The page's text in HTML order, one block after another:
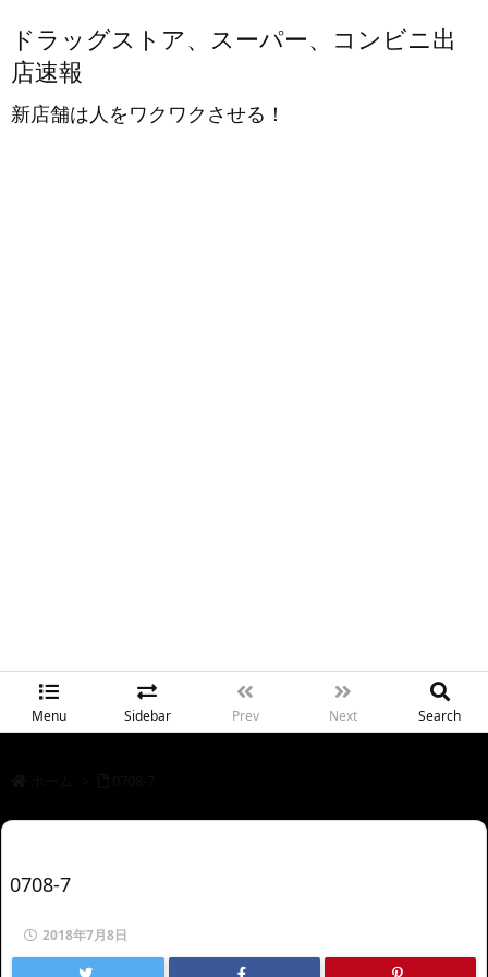
ドラッグストア、スーパー、コンビニ出
店速報
新店舗は人をワクワクさせる！
Menu Sidebar Prev Next Search
0708-7
2018年7月8日